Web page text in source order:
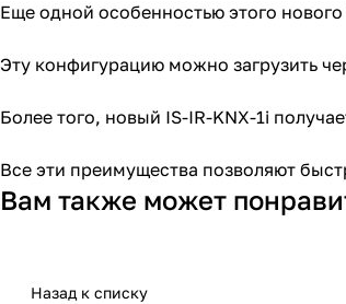
Еще одной особенностью этого
Эту конфигурацию можно загрузить
Более того, новый IS-IR-KNX-1i
Все эти преимущества позволяют
Вам также может
Назад к списку